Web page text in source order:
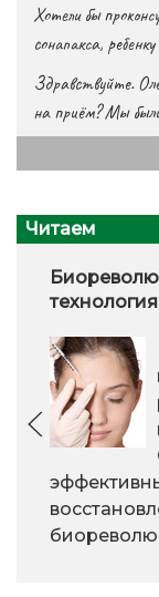
Хотели бы
сонапакса,
Здравствуйте.
на приём? Мы
Читаем